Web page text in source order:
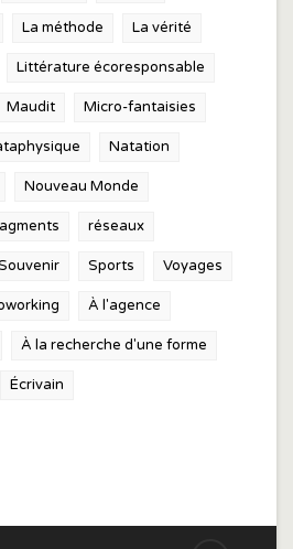
La méthode La vérité
Littérature écoresponsable
Maudit Micro-fantaisies
Natation
Nouveau Monde
réseaux
Sports Voyages
À l'agence
À la recherche d'une forme
Écrivain